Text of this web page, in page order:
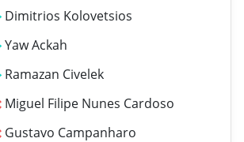
Dimitrios Kolovetsios
Yaw Ackah
Ramazan Civelek
Miguel Filipe Nunes Cardoso
Gustavo Campanharo